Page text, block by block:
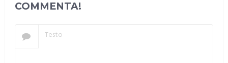
COMMENTA!